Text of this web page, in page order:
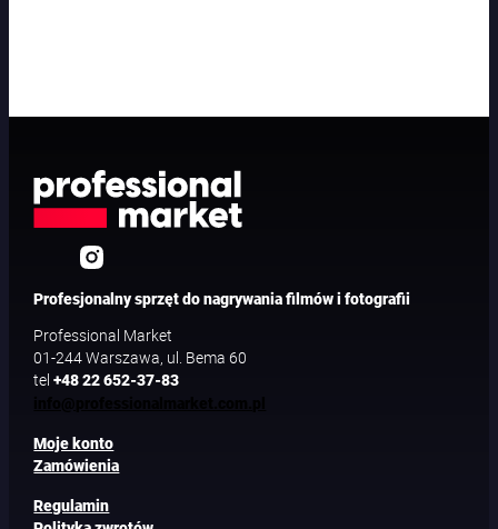
Profesjonalny sprzęt do nagrywania filmów i fotografii
Professional Market
01-244 Warszawa, ul. Bema 60
tel+48 22 652-37-83
Moje konto
Zamówienia
Regulamin